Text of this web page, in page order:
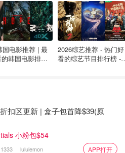
无 17.52%
105.24%（
年2月10日）
无 5.62%
3.08%（2018
1月25日）
发生巨大变化，因此最好检查
国电影推荐 | 最
韩国电影排行
2026综艺推荐 - 热门好
看的综艺节目排行榜 -
扣区更新 | 盒子包首降$39(原
小粉包$54
1333 lululemon APP打开